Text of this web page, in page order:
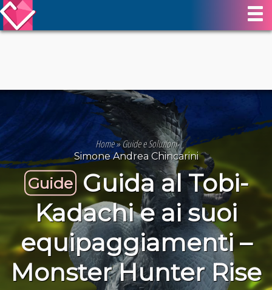
Home»Guide e Soluzioni
Simone Andrea Chincarini
Guide
Guida al Tobi-
Kadachi e ai suoi
equipaggiamenti –
Monster Hunter Rise